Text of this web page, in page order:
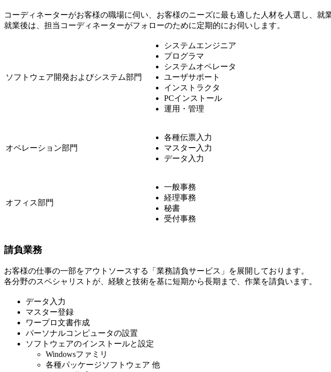
コーディネーターがお客様の職場に伺い、お客様のニーズに最も適した人材を人選し、就
就業後は、担当コーディネーターがフォローのために定期的にお伺いします。
ソフトウェア開発およびシステム部門
システムエンジニア
プログラマ
システムオペレータ
ユーザサポート
インストラクタ
PCインストール
運用・管理
オペレーション部門
各種伝票入力
マスター入力
データ入力
オフィス部門
一般事務
経理事務
秘書
受付事務
請負業務
お客様の仕事の一部をアウトソースする「業務請負サービス」を展開しております。
各分野のスペシャリストが、経験と技術を基に短期から長期まで、作業を請負います。
データ入力
マスター登録
ワープロ文書作成
パーソナルコンピュータの設置
ソフトウェアのインストールと設定
Windowsファミリ
各種パッケージソフトウェア 他